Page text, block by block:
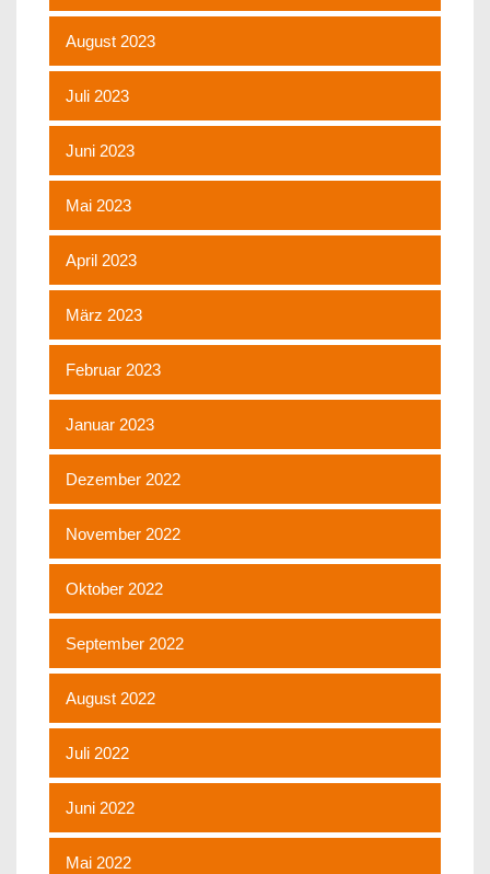
August 2023
Juli 2023
Juni 2023
Mai 2023
April 2023
März 2023
Februar 2023
Januar 2023
Dezember 2022
November 2022
Oktober 2022
September 2022
August 2022
Juli 2022
Juni 2022
Mai 2022